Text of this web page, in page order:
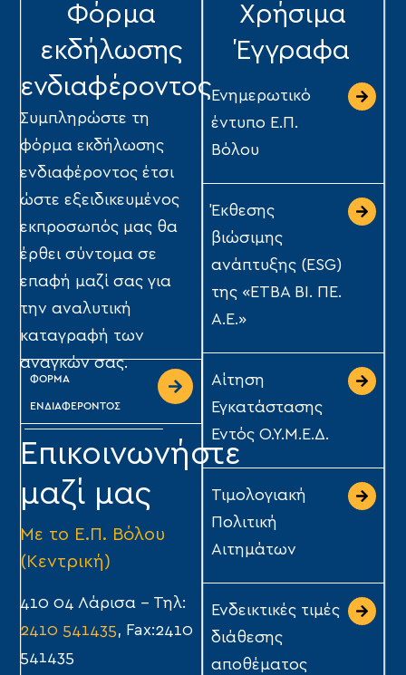
Φόρμα
εκδήλωσης
ενδιαφέροντος
Συμπληρώστε τη
φόρμα εκδήλωσης
ενδιαφέροντος έτσι
ώστε εξειδικευμένος
εκπροσωπός μας θα
έρθει σύντομα σε
επαφή μαζί σας για
την αναλυτική
καταγραφή των
αναγκών σας.
ΦΟΡΜΑ
ΕΝΔΙΑΦΕΡΟΝΤΟΣ
Επικοινωνήστε
μαζί μας
Με το Ε.Π. Βόλου
(Κεντρική)
410 04 Λάρισα – Τηλ:
2410 541435, Fax:2410
541435
Χρήσιμα
Έγγραφα
Ενημερωτικό
έντυπο Ε.Π.
Βόλου
Έκθεσης
βιώσιμης
ανάπτυξης (ESG)
της «ΕΤΒΑ ΒΙ. ΠΕ.
Α.Ε.»
Αίτηση
Εγκατάστασης
Εντός Ο.Υ.Μ.Ε.Δ.
Τιμολογιακή
Πολιτική
Αιτημάτων
Ενδεικτικές τιμές
διάθεσης
αποθέματος